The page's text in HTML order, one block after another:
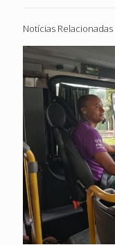
Notícias Relacionadas